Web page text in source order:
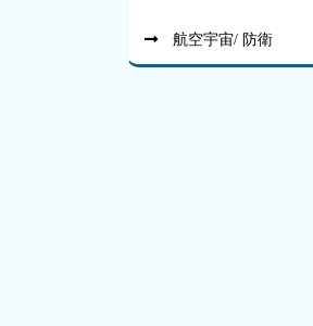
航空宇宙/ 防衛